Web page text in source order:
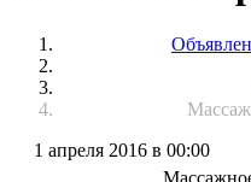
1 апреля 2016 в 00:00